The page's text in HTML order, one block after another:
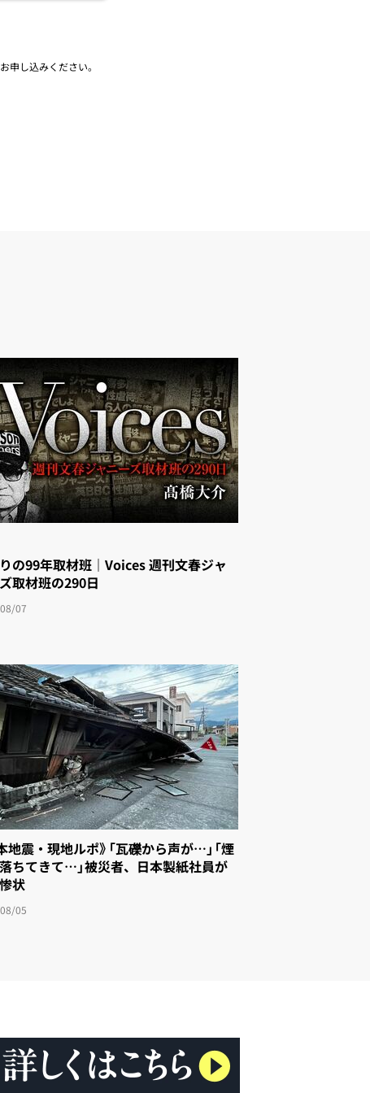
お申し込みください。
の99年取材班｜Voices 週刊文春ジャ
取材班の290日
07
地震・現地ルポ》「瓦礫から声が…」「煙
ちてきて…」被災者、日本製紙社員が
状
05